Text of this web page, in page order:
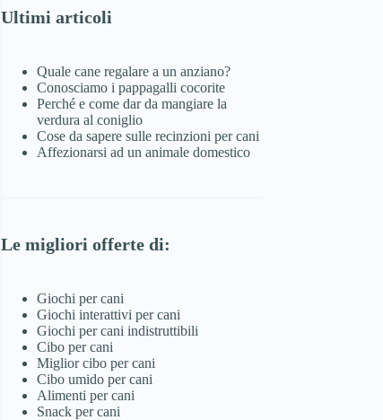
Ultimi articoli
Quale cane regalare a un anziano?
Conosciamo i pappagalli cocorite
Perché e come dar da mangiare la
verdura al coniglio
Cose da sapere sulle recinzioni per cani
Affezionarsi ad un animale domestico
Le migliori offerte di:
Giochi per cani
Giochi interattivi per cani
Giochi per cani indistruttibili
Cibo per cani
Miglior cibo per cani
Cibo umido per cani
Alimenti per cani
Snack per cani